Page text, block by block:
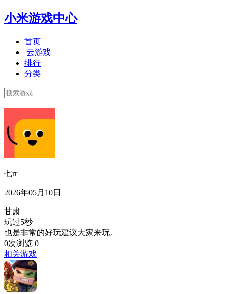
小米游戏中心
首页
云游戏
排行
分类
七rr
2026年05月10日
甘肃
玩过5秒
也是非常的好玩建议大家来玩。
0次浏览 0
相关游戏